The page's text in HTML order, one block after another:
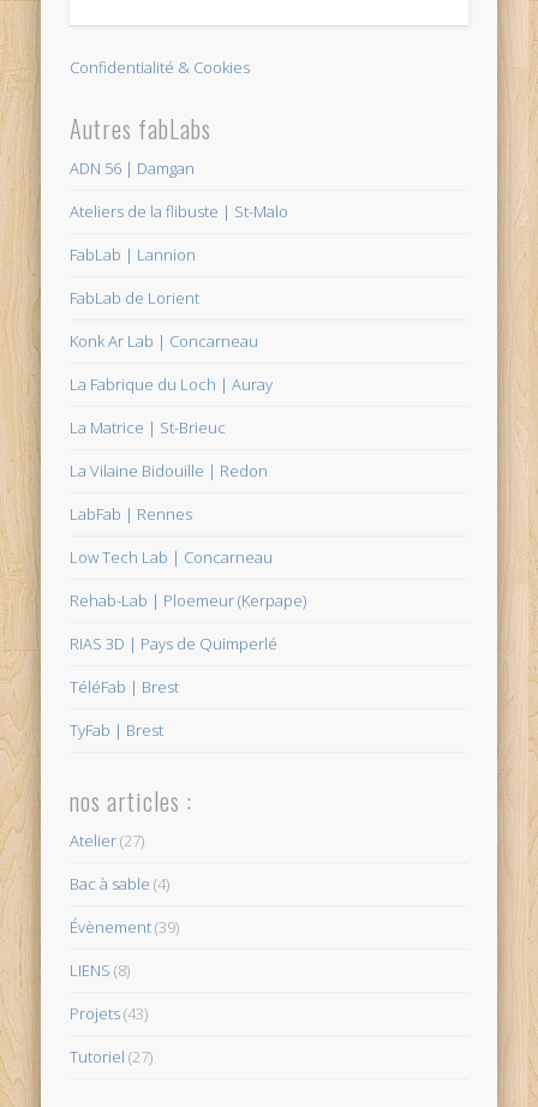
Confidentialité & Cookies
Autres fabLabs
ADN 56 | Damgan
Ateliers de la flibuste | St-Malo
FabLab | Lannion
FabLab de Lorient
Konk Ar Lab | Concarneau
La Fabrique du Loch | Auray
La Matrice | St-Brieuc
La Vilaine Bidouille | Redon
LabFab | Rennes
Low Tech Lab | Concarneau
Rehab-Lab | Ploemeur (Kerpape)
RIAS 3D | Pays de Quimperlé
TéléFab | Brest
TyFab | Brest
nos articles :
Atelier(27)
Bac à sable (4)
Évènement(39)
LIENS (8)
Projets(43)
Tutoriel (27)